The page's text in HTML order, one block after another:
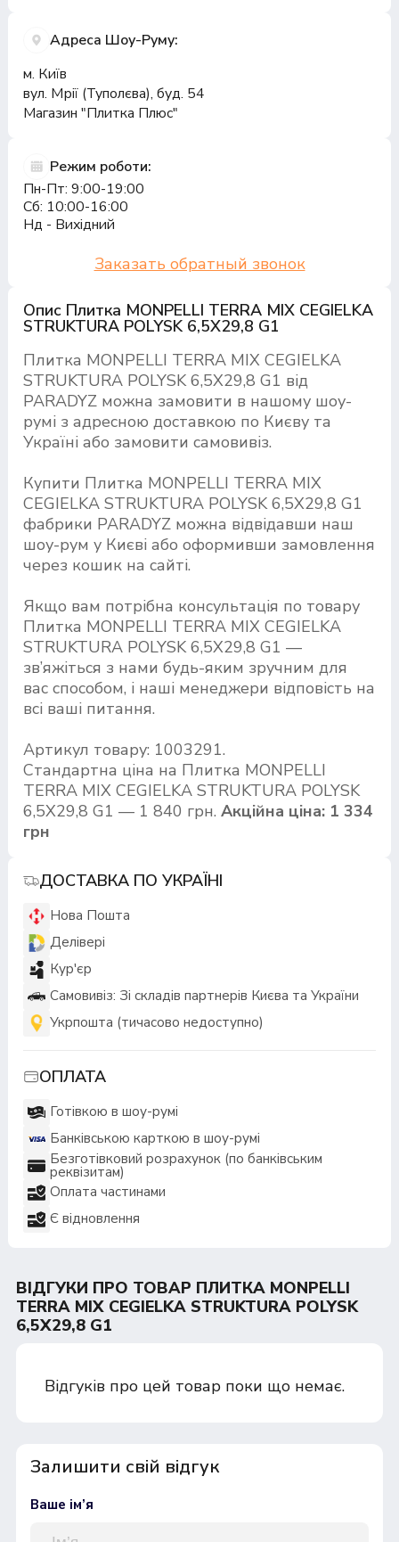
Опис Плитка MONPELLI TERRA MIX CEGIELKA
STRUKTURA POLYSK 6,5X29,8 G1
Плитка MONPELLI TERRA MIX CEGIELKA
STRUKTURA POLYSK 6,5X29,8 G1 від
PARADYZ можна замовити в нашому шоу-
румі з адресною доставкою по Києву та
Україні або замовити самовивіз.
Купити Плитка MONPELLI TERRA MIX
CEGIELKA STRUKTURA POLYSK 6,5X29,8 G1
фабрики PARADYZ можна відвідавши наш
шоу-рум у Києві або оформивши замовлення
через кошик на сайті.
Якщо вам потрібна консультація по товару
Плитка MONPELLI TERRA MIX CEGIELKA
STRUKTURA POLYSK 6,5X29,8 G1 —
зв’яжіться з нами будь-яким зручним для
вас способом, і наші менеджери відповість на
всі ваші питання.
Артикул товару: 1003291.
Стандартна ціна на Плитка MONPELLI
TERRA MIX CEGIELKA STRUKTURA POLYSK
6,5X29,8 G1 — 1 840 грн. Акційна ціна: 1 334
грн
ДОСТАВКА ПО УКРАЇНІ
Нова Пошта
Делівері
Кур'єр
Самовивіз: Зі складів партнерів Києва та України
Укрпошта (тичасово недоступно)
ОПЛАТА
Готівкою в шоу-румі
Банківською карткою в шоу-румі
Безготівковий розрахунок (по банківським
реквізитам)
Оплата частинами
Є відновлення
ВІДГУКИ ПРО ТОВАР ПЛИТКА MONPELLI
TERRA MIX CEGIELKA STRUKTURA POLYSK
6,5X29,8 G1
Відгуків про цей товар поки що немає.
Залишити свій відгук
Ваше ім’я
Адреса Шоу-Руму:
м. Київ
вул. Мрії (Туполєва), буд. 54
Магазин "Плитка Плюс"
Режим роботи:
Пн-Пт: 9:00-19:00
Сб: 10:00-16:00
Нд - Вихідний
Заказать обратный звонок